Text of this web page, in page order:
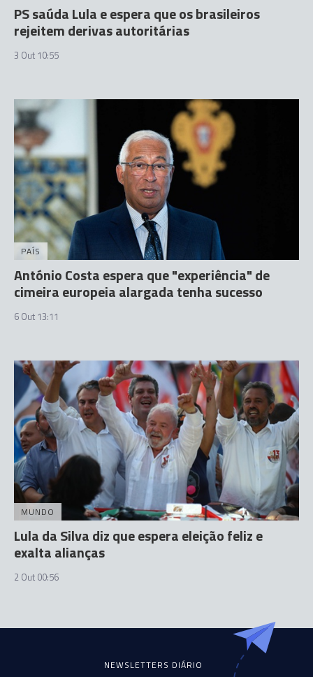
PS saúda Lula e espera que os brasileiros
rejeitem derivas autoritárias
3 Out 10:55
PAÍS
António Costa espera que "experiência" de
cimeira europeia alargada tenha sucesso
6 Out 13:11
MUNDO
Lula da Silva diz que espera eleição feliz e
exalta alianças
2 Out 00:56
NEWSLETTERS DIÁRIO